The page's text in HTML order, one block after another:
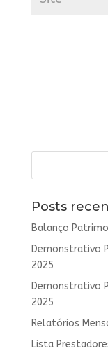
Posts
Balanço
Demonstrativo
2025
Demonstrativo
2025
Relatórios
Lista